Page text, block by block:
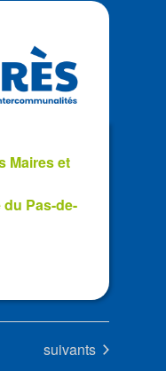
Maires et
du Pas-de-
Évènements
suivants